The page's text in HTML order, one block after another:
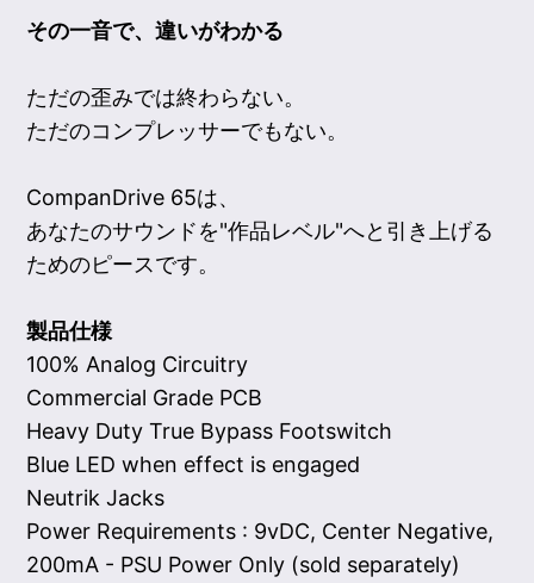
その一音で、違いがわかる
ただの歪みでは終わらない。
ただのコンプレッサーでもない。
CompanDrive 65は、
あなたのサウンドを"作品レベル"へと引き上げる
ためのピースです。
製品仕様
100% Analog Circuitry
Commercial Grade PCB
Heavy Duty True Bypass Footswitch
Blue LED when effect is engaged
Neutrik Jacks
Power Requirements : 9vDC, Center Negative,
200mA - PSU Power Only (sold separately)